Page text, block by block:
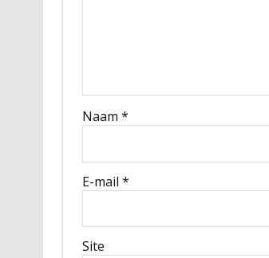
Naam *
E-mail *
Site